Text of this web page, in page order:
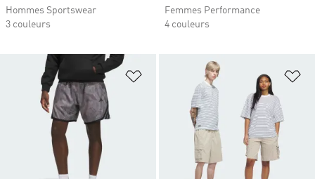
Hommes Sportswear
3 couleurs
Femmes Performance
4 couleurs
Ajouter à la Liste de produits